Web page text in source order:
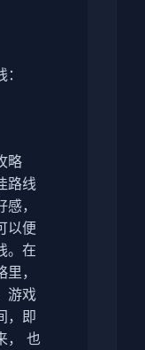
略
路线
，
以便
。在
，
游戏
，即
， 也